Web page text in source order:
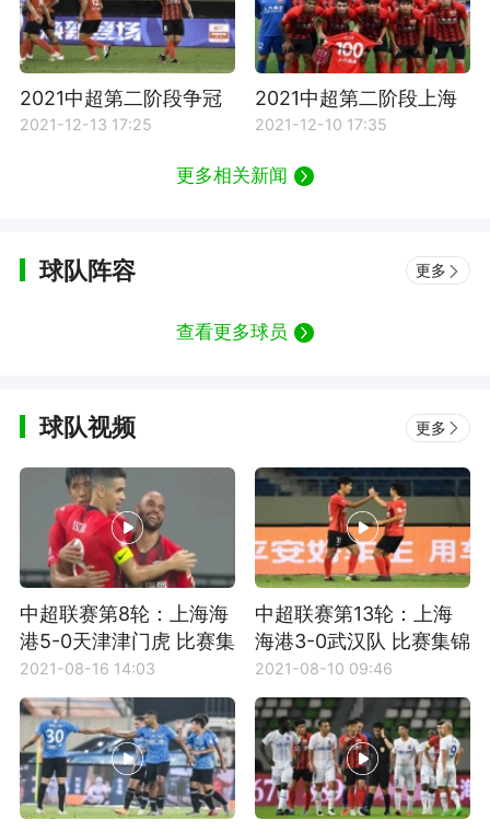
2021中超第二阶段争冠
组第15轮深圳队vs上海
2021-12-13 17:25
2021中超第二阶段上海
海港队员名单列表
2021-12-10 17:35
更多相关新闻
球队阵容 更多
查看更多球员
球队视频 更多
中超联赛第8轮：上海海
港5-0天津津门虎 比赛集
锦
2021-08-16 14:03
中超联赛第13轮：上海
海港3-0武汉队 比赛集锦
2021-08-10 09:46